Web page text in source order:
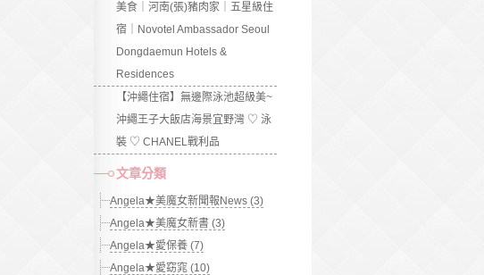
美食｜河南(張)豬肉家｜五星級住
宿｜Novotel Ambassador Seoul
Dongdaemun Hotels &
Residences
【沖繩住宿】無邊際泳池超級美~
沖繩王子大飯店海景宜野灣 ♡ 泳
裝 ♡ CHANEL戰利品
文章分類
Angela★美魔女新聞報News (3)
Angela★美魔女新書 (3)
Angela★愛保養 (7)
Angela★愛窈窕 (10)